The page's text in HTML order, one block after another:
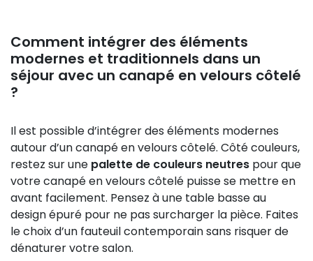
Comment intégrer des éléments
modernes et traditionnels dans un
séjour avec un canapé en velours côtelé
?
Il est possible d’intégrer des éléments modernes
autour d’un canapé en velours côtelé. Côté couleurs,
restez sur une palette de couleurs neutres pour que
votre canapé en velours côtelé puisse se mettre en
avant facilement. Pensez à une table basse au
design épuré pour ne pas surcharger la pièce. Faites
le choix d’un fauteuil contemporain sans risquer de
dénaturer votre salon.